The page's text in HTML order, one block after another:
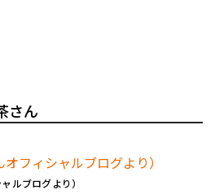
さん
ルブログより）